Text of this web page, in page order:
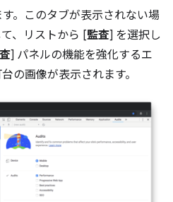
。このタブが表示されない場
、リストから [監査] を選択し
] パネルの機能を強化するエ
の画像が表示されます。